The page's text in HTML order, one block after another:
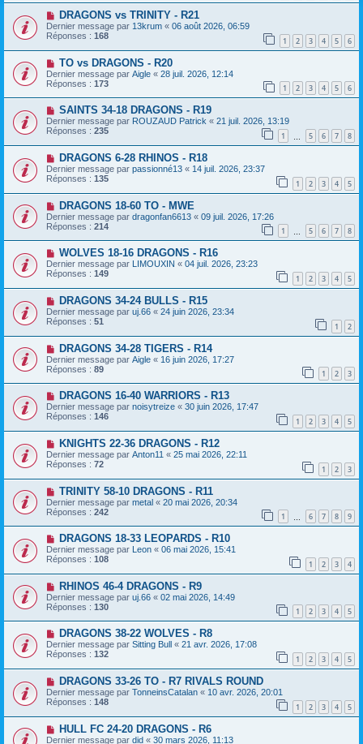
DRAGONS vs TRINITY - R21
Dernier message par 13krum « 06 août 2026, 06:59
Réponses : 168 1 2 3 4 5 6
TO vs DRAGONS - R20
Dernier message par Aigle « 28 juil. 2026, 12:14
Réponses : 173 1 2 3 4 5 6
SAINTS 34-18 DRAGONS - R19
Dernier message par ROUZAUD Patrick « 21 juil. 2026, 13:19
Réponses : 235 1 5 6 7 8
DRAGONS 6-28 RHINOS - R18
Dernier message par passionné13 « 14 juil. 2026, 23:37
Réponses : 135 1 2 3 4 5
DRAGONS 18-60 TO - MWE
Dernier message par dragonfan6613 « 09 juil. 2026, 17:26
Réponses : 214 1 5 6 7 8
WOLVES 18-16 DRAGONS - R16
Dernier message par LIMOUXIN « 04 juil. 2026, 23:23
Réponses : 149 1 2 3 4 5
DRAGONS 34-24 BULLS - R15
Dernier message par uj.66 « 24 juin 2026, 23:34
Réponses : 51 1 2
DRAGONS 34-28 TIGERS - R14
Dernier message par Aigle « 16 juin 2026, 17:27
Réponses : 89 1 2 3
DRAGONS 16-40 WARRIORS - R13
Dernier message par noisytreize « 30 juin 2026, 17:47
Réponses : 146 1 2 3 4 5
KNIGHTS 22-36 DRAGONS - R12
Dernier message par Anton11 « 25 mai 2026, 22:11
Réponses : 72 1 2 3
TRINITY 58-10 DRAGONS - R11
Dernier message par metal « 20 mai 2026, 20:34
Réponses : 242 1 6 7 8 9
DRAGONS 18-33 LEOPARDS - R10
Dernier message par Leon « 06 mai 2026, 15:41
Réponses : 108 1 2 3 4
RHINOS 46-4 DRAGONS - R9
Dernier message par uj.66 « 02 mai 2026, 14:49
Réponses : 130 1 2 3 4 5
DRAGONS 38-22 WOLVES - R8
Dernier message par Sitting Bull « 21 avr. 2026, 17:08
Réponses : 132 1 2 3 4 5
DRAGONS 33-26 TO - R7 RIVALS ROUND
Dernier message par TonneinsCatalan « 10 avr. 2026, 20:01
Réponses : 148 1 2 3 4 5
HULL FC 24-20 DRAGONS - R6
Dernier message par did « 30 mars 2026, 11:13